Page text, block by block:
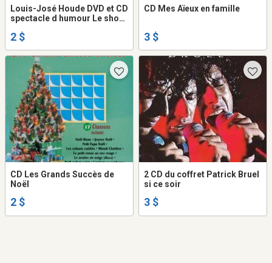
Louis-José Houde DVD et CD
spectacle d humour Le show
2 $
CD Mes Aïeux en famille
3 $
CD Les Grands Succès de
Noël
2 $
2 CD du coffret Patrick Bruel
si ce soir
3 $